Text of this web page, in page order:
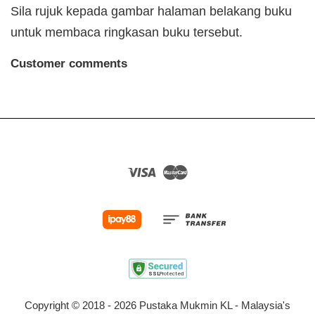
Sila rujuk kepada gambar halaman belakang buku
untuk membaca ringkasan buku tersebut.
Customer comments
Visa
Copyright © 2018 - 2026 Pustaka Mukmin KL - Malaysia's